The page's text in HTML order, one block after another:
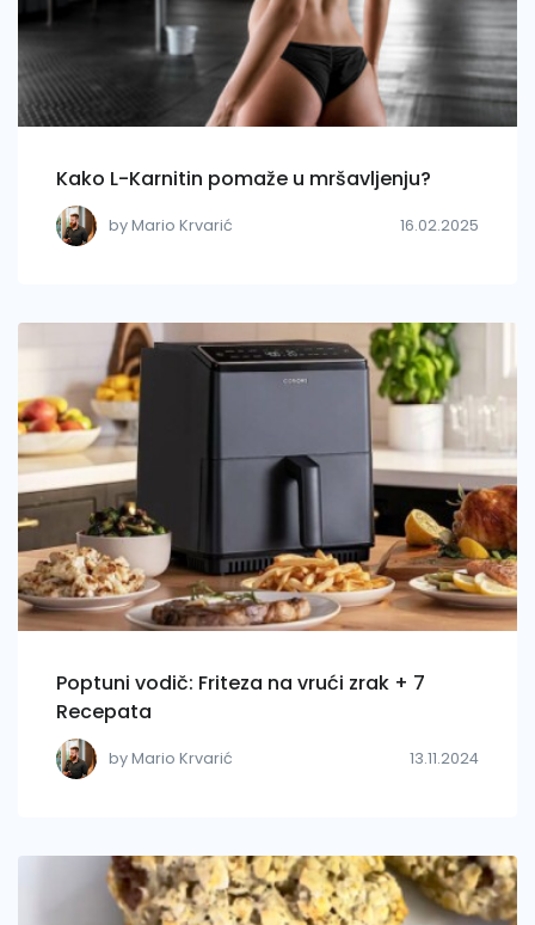
Kako L-Karnitin pomaže u mršavljenju?
by Mario Krvarić 16.02.2025
Poptuni vodič: Friteza na vrući zrak + 7
Recepata
by Mario Krvarić 13.11.2024